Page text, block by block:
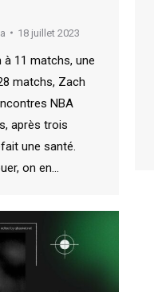
18 juillet 2023
11 matchs, une
matchs, Zach
NBA
après trois
une santé.
on en…